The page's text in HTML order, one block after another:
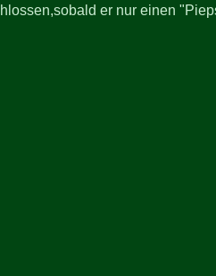
er nur einen